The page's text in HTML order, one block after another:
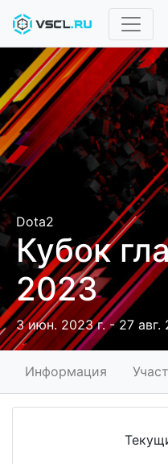
Dota2
Кубок
2023
3 июн. 2023 г. - 27 авг.
Информация